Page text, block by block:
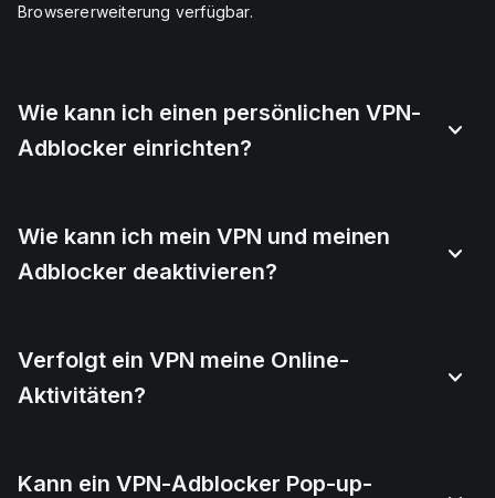
Browsererweiterung verfügbar.
Wie kann ich einen persönlichen VPN-
Adblocker einrichten?
Wie kann ich mein VPN und meinen
Adblocker deaktivieren?
Verfolgt ein VPN meine Online-
Aktivitäten?
Kann ein VPN-Adblocker Pop-up-